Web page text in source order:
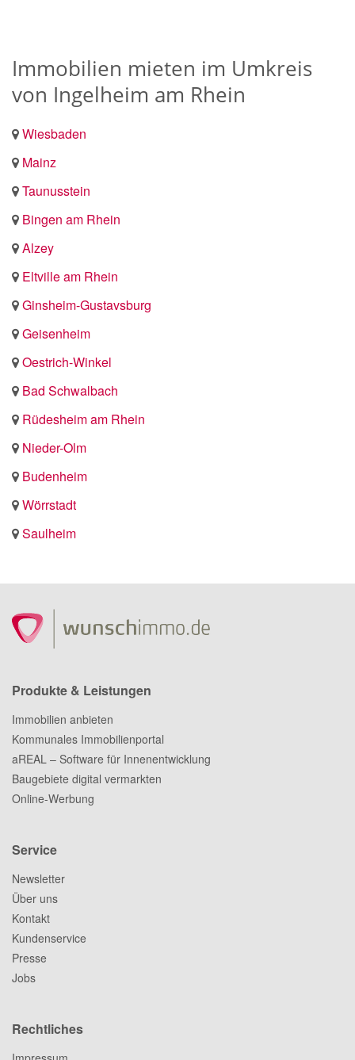
Immobilien mieten im Umkreis
von Ingelheim am Rhein
Wiesbaden
Mainz
Taunusstein
Bingen am Rhein
Alzey
Eltville am Rhein
Ginsheim-Gustavsburg
Geisenheim
Oestrich-Winkel
Bad Schwalbach
Rüdesheim am Rhein
Nieder-Olm
Budenheim
Wörrstadt
Saulheim
Produkte & Leistungen
Immobilien anbieten
Kommunales Immobilienportal
aREAL – Software für Innenentwicklung
Baugebiete digital vermarkten
Online-Werbung
Service
Newsletter
Über uns
Kontakt
Kundenservice
Presse
Jobs
Rechtliches